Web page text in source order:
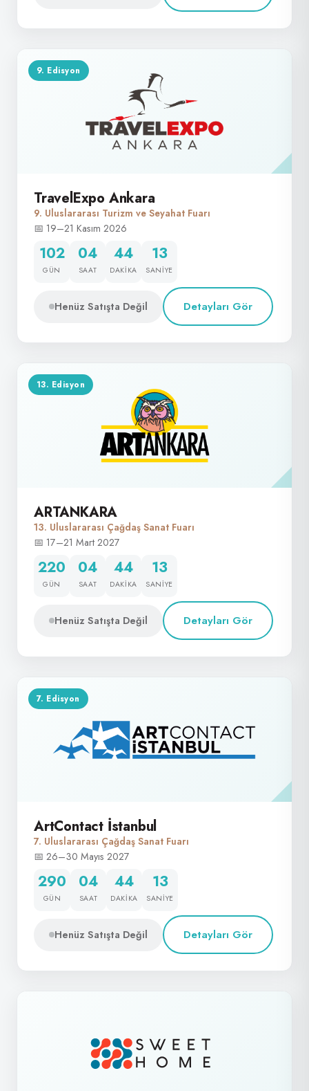
9. Edisyon
TravelExpo Ankara
9. Uluslararası Turizm ve Seyahat Fuarı
📅 19–21 Kasım 2026
102
GÜN
04
SAAT
44
DAKIKA
12
SANIYE
Henüz Satışta Değil Detayları Gör
13. Edisyon
ARTANKARA
13. Uluslararası Çağdaş Sanat Fuarı
📅 17–21 Mart 2027
220
GÜN
04
SAAT
44
DAKIKA
12
SANIYE
Henüz Satışta Değil Detayları Gör
7. Edisyon
ArtContact İstanbul
7. Uluslararası Çağdaş Sanat Fuarı
📅 26–30 Mayıs 2027
290
GÜN
04
SAAT
44
DAKIKA
12
SANIYE
Henüz Satışta Değil Detayları Gör